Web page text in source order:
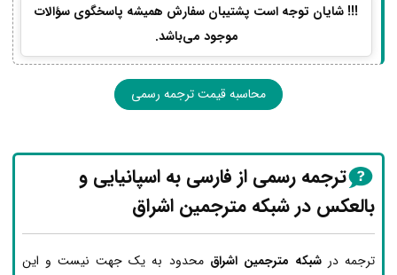
!!! شایان توجه است پشتیبان سفارش همیشه پاسخگوی سؤالات
موجود می‌باشد.
محاسبه قیمت ترجمه رسمی
ترجمه رسمی از فارسی به اسپانیایی و
بالعکس در شبکه مترجمین اشراق
ترجمه درشبکه مترجمین اشراق محدود به یک جهت نیست و این